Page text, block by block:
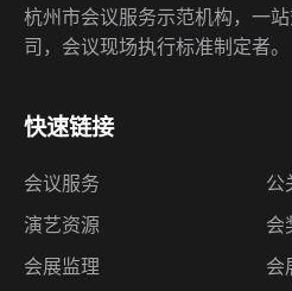
杭州市会议服务示范机构，一
司，会议现场执行标准制定者。
快速链接
会议服务
公
演艺资源
会
会展监理
会